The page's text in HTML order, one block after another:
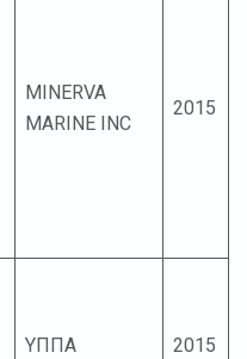
MINERVA
MARINE INC
2015
ΥΠΠΑ 2015